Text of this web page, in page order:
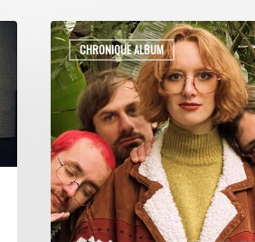
CHRONIQUE ALBUM